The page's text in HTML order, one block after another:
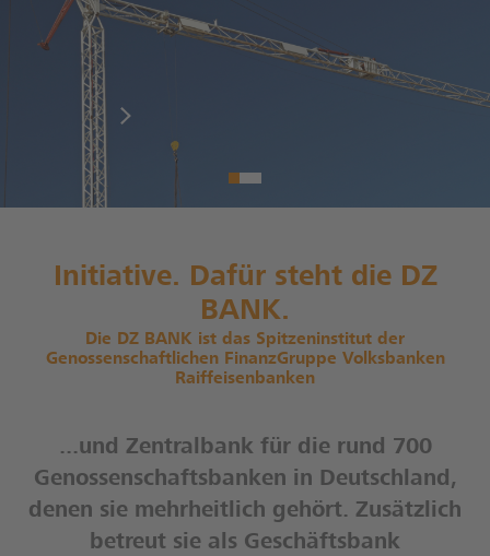
Umfrage: Investitionsbereitschaft im
Mittelstand fällt auf Allzeittief
Mehr lesen
Initiative. Dafür steht die DZ
BANK.
Die DZ BANK ist das Spitzeninstitut der
Genossenschaftlichen FinanzGruppe Volksbanken
Raiffeisenbanken
...und Zentralbank für die rund 700
Genossenschaftsbanken in Deutschland,
denen sie mehrheitlich gehört. Zusätzlich
betreut sie als Geschäftsbank